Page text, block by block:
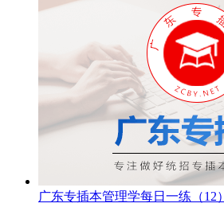
广东专插本管理学每日一练（12）